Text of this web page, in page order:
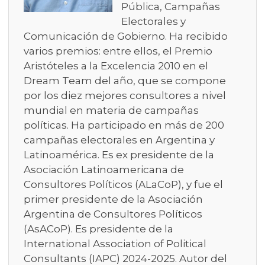
Pública, Campañas
Electorales y
Comunicación de Gobierno. Ha recibido
varios premios: entre ellos, el Premio
Aristóteles a la Excelencia 2010 en el
Dream Team del año, que se compone
por los diez mejores consultores a nivel
mundial en materia de campañas
políticas. Ha participado en más de 200
campañas electorales en Argentina y
Latinoamérica. Es ex presidente de la
Asociación Latinoamericana de
Consultores Políticos (ALaCoP), y fue el
primer presidente de la Asociación
Argentina de Consultores Políticos
(AsACoP). Es presidente de la
International Association of Political
Consultants (IAPC) 2024-2025. Autor del